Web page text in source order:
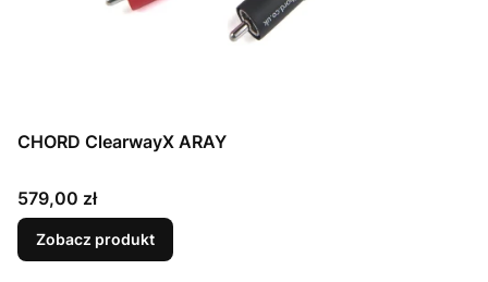
CHORD ClearwayX ARAY
Cena
579,00 zł
Zobacz produkt